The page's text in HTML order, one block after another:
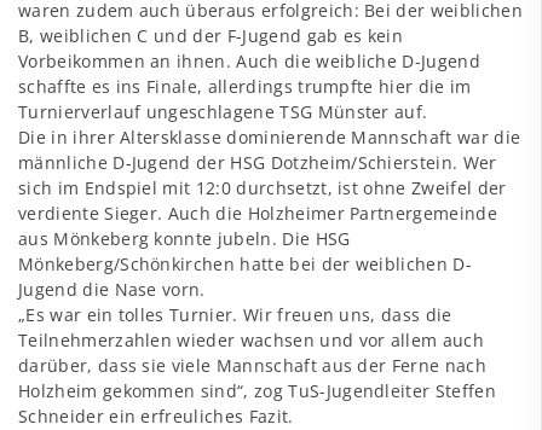
waren zudem auch überaus erfolgreich: Bei der weiblichen
B, weiblichen C und der F-Jugend gab es kein
Vorbeikommen an ihnen. Auch die weibliche D-Jugend
schaffte es ins Finale, allerdings trumpfte hier die im
Turnierverlauf ungeschlagene TSG Münster auf.
Die in ihrer Altersklasse dominierende Mannschaft war die
männliche D-Jugend der HSG Dotzheim/Schierstein. Wer
sich im Endspiel mit 12:0 durchsetzt, ist ohne Zweifel der
verdiente Sieger. Auch die Holzheimer Partnergemeinde
aus Mönkeberg konnte jubeln. Die HSG
Mönkeberg/Schönkirchen hatte bei der weiblichen D-
Jugend die Nase vorn.
„Es war ein tolles Turnier. Wir freuen uns, dass die
Teilnehmerzahlen wieder wachsen und vor allem auch
darüber, dass sie viele Mannschaft aus der Ferne nach
Holzheim gekommen sind“, zog TuS-Jugendleiter Steffen
Schneider ein erfreuliches Fazit.